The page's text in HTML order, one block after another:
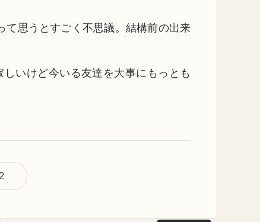
て思うとすごく不思議。結構前の出来
いけど今いる友達を大事にもっとも
2